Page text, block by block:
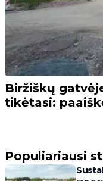
Biržiškų
tikėtasi:
Populiariausi